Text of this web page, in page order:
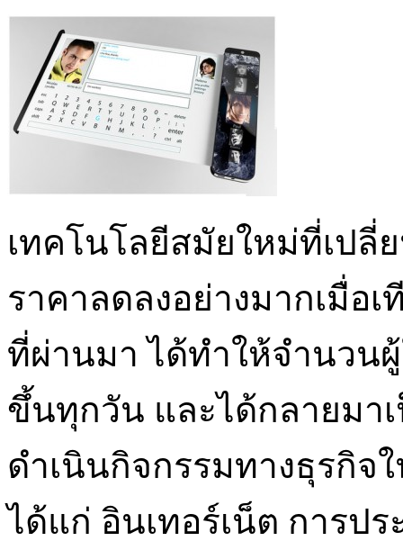
เทคโนโลยีสมัยใหม่ที่เปลี่
ราคาลดลงอย่างมากเมื่อ
ที่ผ่านมา ได้ทำให้จำนวน
ขึ้นทุกวัน และได้กลายมา
ดำเนินกิจกรรมทางธุรกิจ
ได้แก่ อินเทอร์เน็ต การป